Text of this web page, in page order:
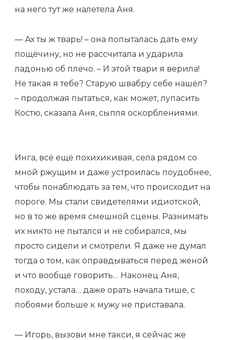
на него тут же налетела Аня.
— Ах ты ж тварь! – она попыталась дать ему
пощёчину, но не рассчитала и ударила
ладонью об плечо. – И этой твари я верила!
Не такая я тебе? Старую швабру себе нашёл?
– продолжая пытаться, как может, лупасить
Костю, сказала Аня, сыпля оскорблениями.
Инга, всё ещё похихикивая, села рядом со
мной ржущим и даже устроилась поудобнее,
чтобы понаблюдать за тем, что происходит на
пороге. Мы стали свидетелями идиотской,
но в то же время смешной сцены. Разнимать
их никто не пытался и не собирался, мы
просто сидели и смотрели. Я даже не думал
тогда о том, как оправдываться перед женой
и что вообще говорить… Наконец Аня,
походу, устала… даже орать начала тише, с
побоями больше к мужу не приставала.
— Игорь, вызови мне такси, я сейчас же